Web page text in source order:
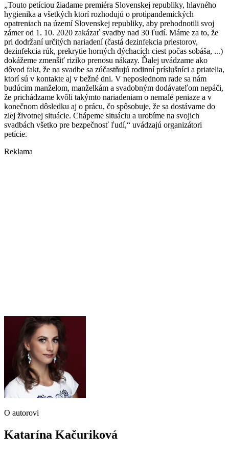
„Touto petíciou žiadame premiéra Slovenskej republiky, hlavného
hygienika a všetkých ktorí rozhodujú o protipandemických
opatreniach na území Slovenskej republiky, aby prehodnotili svoj
zámer od 1. 10. 2020 zakázať svadby nad 30 ľudí. Máme za to, že
pri dodržaní určitých nariadení (častá dezinfekcia priestorov,
dezinfekcia rúk, prekrytie horných dýchacích ciest počas sobáša, ...)
dokážeme zmenšiť riziko prenosu nákazy. Ďalej uvádzame ako
dôvod fakt, že na svadbe sa zúčastňujú rodinní príslušníci a priatelia,
ktorí sú v kontakte aj v bežné dni. V neposlednom rade sa nám
budúcim manželom, manželkám a svadobným dodávateľom nepáči,
že prichádzame kvôli takýmto nariadeniam o nemalé peniaze a v
konečnom dôsledku aj o prácu, čo spôsobuje, že sa dostávame do
zlej životnej situácie. Chápeme situáciu a urobíme na svojich
svadbách všetko pre bezpečnosť ľudí,“ uvádzajú organizátori
petície.
Reklama
O autorovi
Katarína Kačuriková